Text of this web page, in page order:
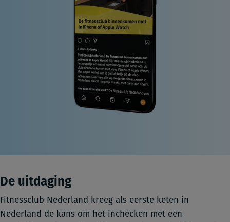
De uitdaging
Fitnessclub Nederland kreeg als eerste keten in
Nederland de kans om het inchecken met een